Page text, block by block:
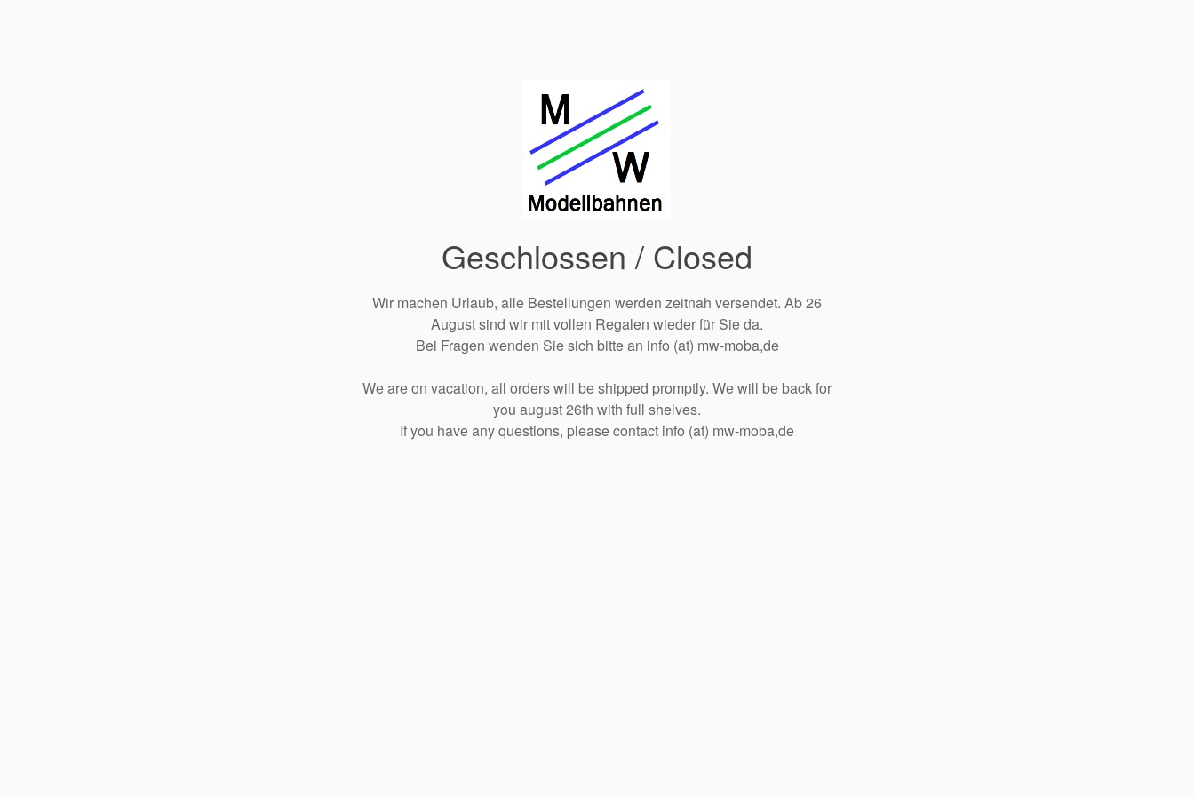
Geschlossen / Closed
Wir machen Urlaub, alle Bestellungen werden zeitnah versendet. Ab 26
August sind wir mit vollen Regalen wieder für Sie da.
Bei Fragen wenden Sie sich bitte an info (at) mw-moba,de
We are on vacation, all orders will be shipped promptly. We will be back for
you august 26th with full shelves.
If you have any questions, please contact info (at) mw-moba,de